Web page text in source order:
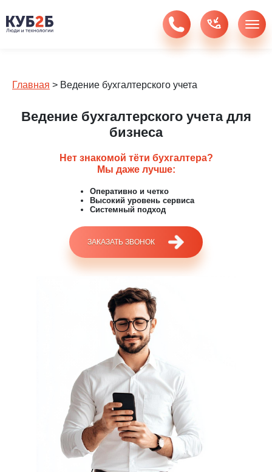
Главная > Ведение бухгалтерского учета
Ведение бухгалтерского учета для
бизнеса
Нет знакомой тёти бухгалтера?
Мы даже лучше:
Оперативно и четко
Высокий уровень сервиса
Системный подход
ЗАКАЗАТЬ ЗВОНОК